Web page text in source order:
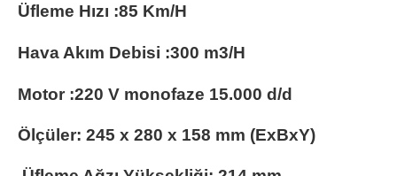
Üfleme Hızı :85 Km/H
Hava Akım Debisi :300 m3/H
Motor :220 V monofaze 15.000 d/d
Ölçüler: 245 x 280 x 158 mm (ExBxY)